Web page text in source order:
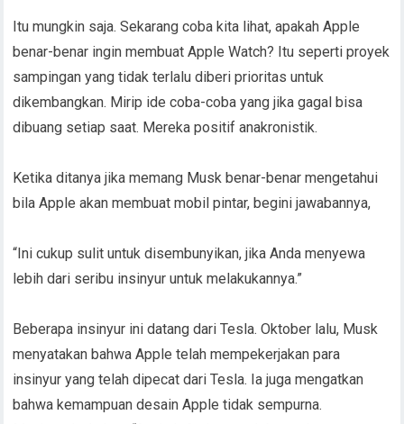
Itu mungkin saja. Sekarang coba kita lihat, apakah Apple
benar-benar ingin membuat Apple Watch? Itu seperti proyek
sampingan yang tidak terlalu diberi prioritas untuk
dikembangkan. Mirip ide coba-coba yang jika gagal bisa
dibuang setiap saat. Mereka positif anakronistik.
Ketika ditanya jika memang Musk benar-benar mengetahui
bila Apple akan membuat mobil pintar, begini jawabannya,
“Ini cukup sulit untuk disembunyikan, jika Anda menyewa
lebih dari seribu insinyur untuk melakukannya.”
Beberapa insinyur ini datang dari Tesla. Oktober lalu, Musk
menyatakan bahwa Apple telah mempekerjakan para
insinyur yang telah dipecat dari Tesla. Ia juga mengatkan
bahwa kemampuan desain Apple tidak sempurna.